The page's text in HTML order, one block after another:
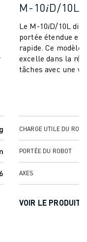
6
M-10𝑖D/10L
Le M-10𝑖D/10L
portée étendue et
rapide. Ce modèle
excelle dans la
tâches avec une
CHARGE UTILE DU
PORTÉE DU ROBOT
AXES
VOIR LE PRODUIT